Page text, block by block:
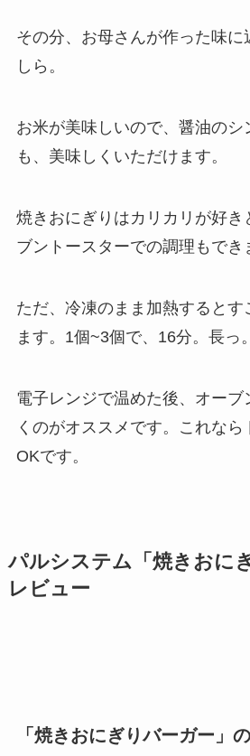
その分、お母さんが作った味に
しら。
お米が美味しいので、醤油のシ
も、美味しくいただけます。
焼きおにぎりはカリカリが好き
ブントースターでの調理もでき
ただ、冷凍のまま加熱するとす
ます。1個~3個で、16分。長っ。
電子レンジで温めた後、オーブ
くのがオススメです。これな
OKです。
パルシステム「焼きおに
レビュー
「焼きおにぎりバーガー」